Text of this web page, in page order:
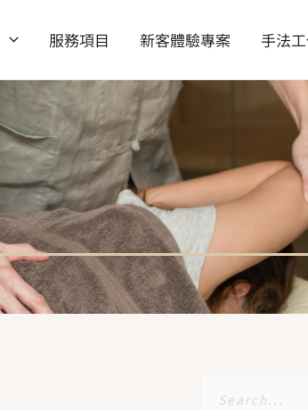
服務項目 新客體驗專案 手法